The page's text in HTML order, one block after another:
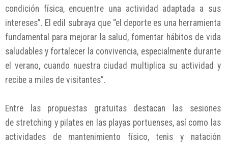
condición física, encuentre una actividad adaptada a sus
intereses”. El edil subraya que “el deporte es una herramienta
fundamental para mejorar la salud, fomentar hábitos de vida
saludables y fortalecer la convivencia, especialmente durante
el verano, cuando nuestra ciudad multiplica su actividad y
recibe a miles de visitantes”.
Entre las propuestas gratuitas destacan las sesiones
de stretching y pilates en las playas portuenses, así como las
actividades de mantenimiento físico, tenis y natación